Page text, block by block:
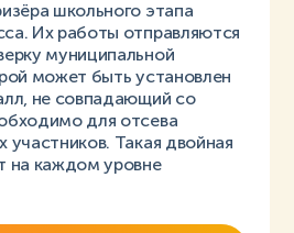
школьного этапа
Их работы отправляются
муниципальной
может быть установлен
не совпадающий со
для отсева
участников. Такая двойная
на каждом уровне